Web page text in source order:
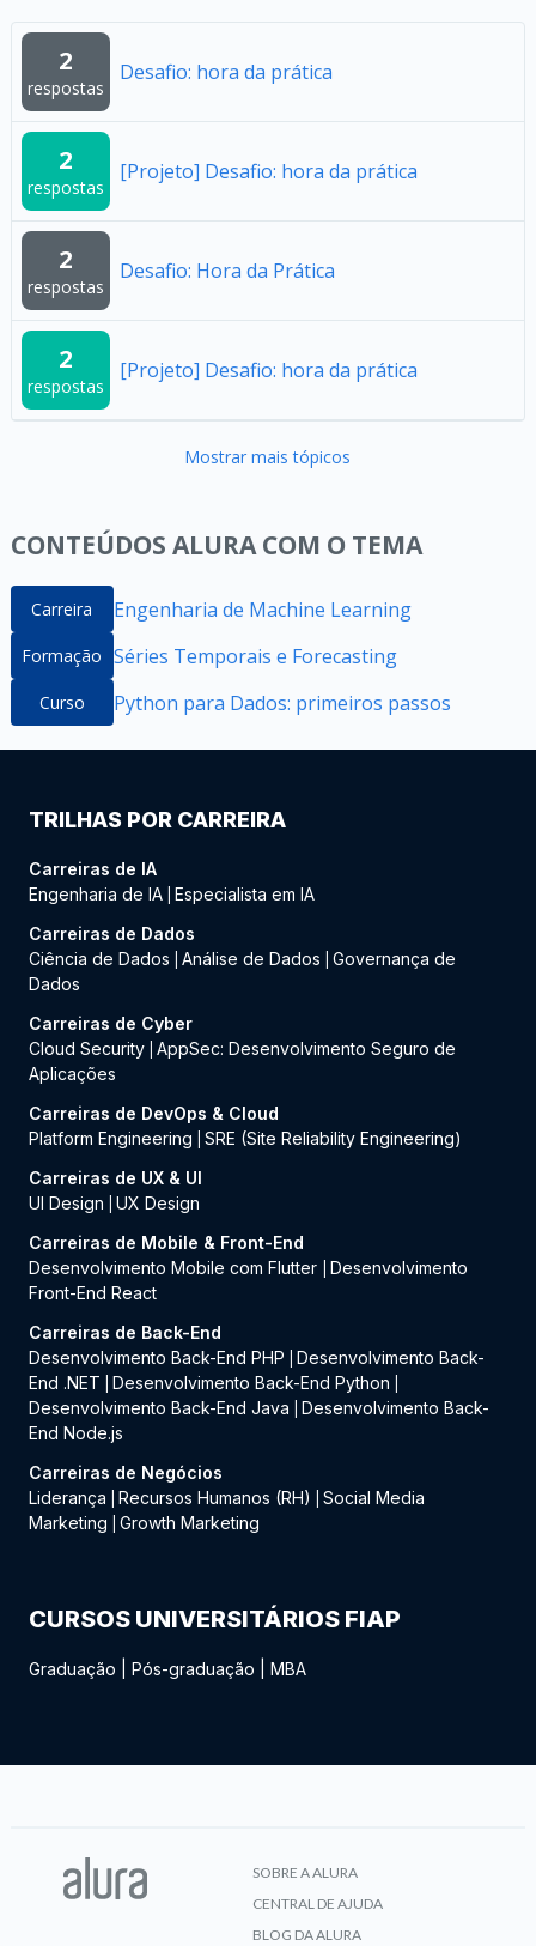
2
respostas
Desafio: hora da prática
2
respostas
[Projeto] Desafio: hora da prática
2
respostas
Desafio: Hora da Prática
2
respostas
[Projeto] Desafio: hora da prática
Mostrar mais tópicos
CONTEÚDOS ALURA COM O TEMA
Carreira Engenharia de Machine Learning
Formação Séries Temporais e Forecasting
Curso Python para Dados: primeiros passos
TRILHAS POR CARREIRA
Carreiras de IA
Engenharia de IA Especialista em IA
Carreiras de Dados
Ciência de Dados
Análise de Dados
Governança de
Dados
Carreiras de Cyber
Cloud Security AppSec: Desenvolvimento Seguro de
Aplicações
Carreiras de DevOps & Cloud
Platform Engineering
SRE (Site Reliability Engineering)
Carreiras de UX & UI
UI Design
UX Design
Carreiras de Mobile & Front-End
Desenvolvimento Mobile com Flutter
Desenvolvimento
Front-End React
Carreiras de Back-End
Desenvolvimento Back-End PHP
Desenvolvimento Back-
End .NET
Desenvolvimento Back-End Python
Desenvolvimento Back-End Java
Desenvolvimento Back-
End Node.js
Carreiras de Negócios
Liderança
Recursos Humanos (RH)
Social Media
Marketing
Growth Marketing
CURSOS UNIVERSITÁRIOS FIAP
Graduação Pós-graduação MBA
SOBRE A ALURA
CENTRAL DE AJUDA
BLOG DA ALURA